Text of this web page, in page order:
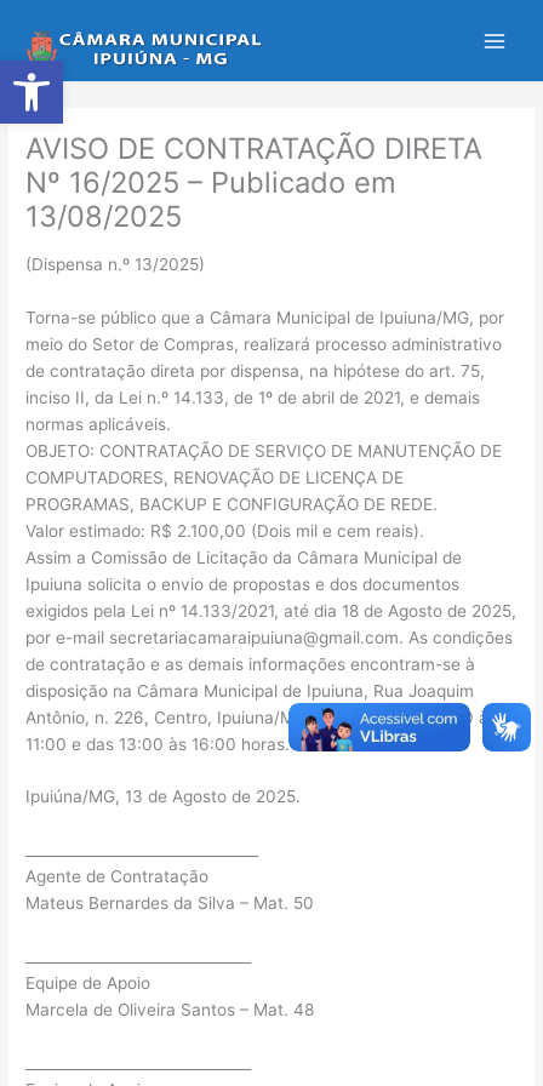
Abrir a barra de ferramentas
para
o
conteúdo
AVISO DE CONTRATAÇÃO DIRETA
Nº 16/2025 – Publicado em
13/08/2025
(Dispensa n.º 13/2025)
Torna-se público que a Câmara Municipal de Ipuiuna/MG, por
meio do Setor de Compras, realizará processo administrativo
de contratação direta por dispensa, na hipótese do art. 75,
inciso II, da Lei n.º 14.133, de 1º de abril de 2021, e demais
normas aplicáveis.
OBJETO: CONTRATAÇÃO DE SERVIÇO DE MANUTENÇÃO DE
COMPUTADORES, RENOVAÇÃO DE LICENÇA DE
PROGRAMAS, BACKUP E CONFIGURAÇÃO DE REDE.
Valor estimado: R$ 2.100,00 (Dois mil e cem reais).
Assim a Comissão de Licitação da Câmara Municipal de
Ipuiuna solicita o envio de propostas e dos documentos
exigidos pela Lei nº 14.133/2021, até dia 18 de Agosto de 2025,
por e-mail secretariacamaraipuiuna@gmail.com. As condições
de contratação e as demais informações encontram-se à
disposição na Câmara Municipal de Ipuiuna, Rua Joaquim
Antônio, n. 226, Centro, Ipuiuna/MG, diariamente da 8:00 às
11:00 e das 13:00 às 16:00 horas.
Ipuiúna/MG, 13 de Agosto de 2025.
Agente de Contratação
Mateus Bernardes da Silva – Mat. 50
Equipe de Apoio
Marcela de Oliveira Santos – Mat. 48